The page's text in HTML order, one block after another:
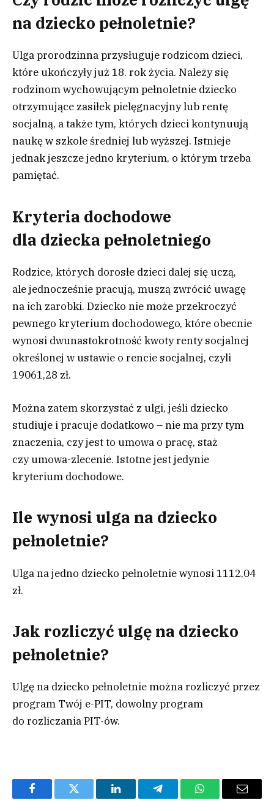
na dziecko pełnoletnie?
Ulga prorodzinna przysługuje rodzicom dzieci,
które ukończyły już 18. rok życia. Należy się
rodzinom wychowującym pełnoletnie dziecko
otrzymujące zasiłek pielęgnacyjny lub rentę
socjalną, a także tym, których dzieci kontynuują
naukę w szkole średniej lub wyższej. Istnieje
jednak jeszcze jedno kryterium, o którym trzeba
pamiętać.
Kryteria dochodowe
dla dziecka pełnoletniego
Rodzice, których dorosłe dzieci dalej się uczą,
ale jednocześnie pracują, muszą zwrócić uwagę
na ich zarobki. Dziecko nie może przekroczyć
pewnego kryterium dochodowego, które obecnie
wynosi dwunastokrotność kwoty renty socjalnej
określonej w ustawie o rencie socjalnej, czyli
19061,28 zł.
Można zatem skorzystać z ulgi, jeśli dziecko
studiuje i pracuje dodatkowo – nie ma przy tym
znaczenia, czy jest to umowa o pracę, staż
czy umowa-zlecenie. Istotne jest jedynie
kryterium dochodowe.
Ile wynosi ulga na dziecko
pełnoletnie?
Ulga na jedno dziecko pełnoletnie wynosi 1112,04
zł.
Jak rozliczyć ulgę na dziecko
pełnoletnie?
Ulgę na dziecko pełnoletnie można rozliczyć przez
program Twój e-PIT, dowolny program
do rozliczania PIT-ów.
FacebookTwitter LinkedInTelegramWhatsAppEmail